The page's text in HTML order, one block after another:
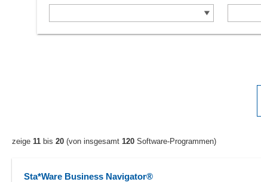
zeige 11 bis 20 (von insgesamt 120 Software-Programmen)
Sta*Ware Business Navigator®